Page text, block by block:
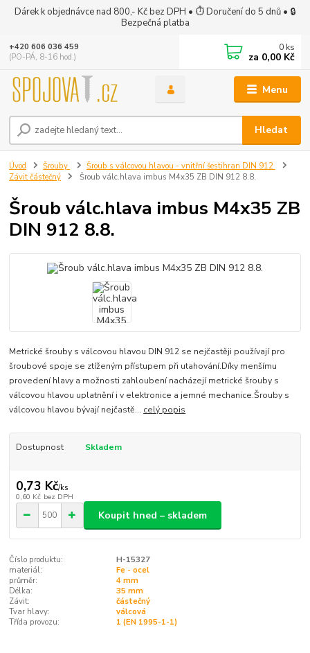
Dárek k objednávce nad 800,- Kč bez DPH • ⏱ Doručení do 5 dnů • 🔒
Bezpečná platba
Menu
Hledat
+420 606 036 459
(PO-PÁ, 8-16 hod.)
0 ks
za 0,00 Kč
Úvod Šrouby
Šroub s válcovou hlavou - vnitřní šestihran DIN 912
Závit částečný
Šroub válc.hlava imbus M4x35 ZB DIN 912 8.8.
Šroub válc.hlava imbus M4x35 ZB
DIN 912 8.8.
Metrické šrouby s válcovou hlavou DIN 912 se nejčastěji používají pro
šroubové spoje se ztíženým přístupem při utahování.Díky menšímu
provedení hlavy a možnosti zahloubení nacházejí metrické šrouby s
válcovou hlavou uplatnění i v elektronice a jemné mechanice.Šrouby s
válcovou hlavou bývají nejčastě... celý popis
Dostupnost Skladem
0,73 Kč/ks
0,60 Kč bez DPH
Koupit hned – skladem
Číslo produktu:
H-15327
materiál:
Fe - ocel
průměr:
4 mm
Délka:
35 mm
Závit:
částečný
Tvar hlavy:
válcová
Třída provozu:
1 (EN 1995-1-1)